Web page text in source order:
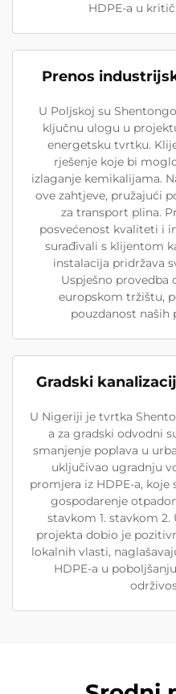
HDPE-a u
Prenos
U Poljskoj su
ključnu ulogu u
energetsku tvrtku.
rješenje koje bi
izlaganje kemikalijama.
ove zahtjeve, pružajući
za transport plina.
posvećenost kvaliteti i
surađivali s klijentom
instalacija pridržava
Uspješno provedba
europskom tržištu,
pouzdanost naših
Gradski
U Nigeriji je tvrtka
a za gradski odvodni
smanjenje poplava u
uključivao ugradnju
promjera iz HDPE-a,
gospodarenje
stavkom 1. stavkom 2.
projekta dobio je
lokalnih vlasti,
HDPE-a u